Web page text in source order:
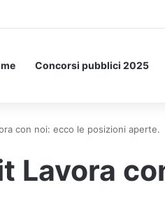
Pagati per Stare a Letto: ecco
Concorsi pubblici 2025
con noi: ecco le posizioni aperte.
Lavora